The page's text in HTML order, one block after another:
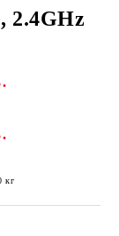
2.4GHz
кг